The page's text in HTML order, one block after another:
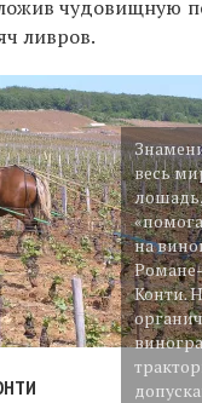
чудовищную
ливров.
весь
на
Романе-
Конти.